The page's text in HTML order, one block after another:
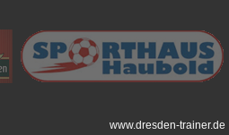
www.dresden-trainer.de